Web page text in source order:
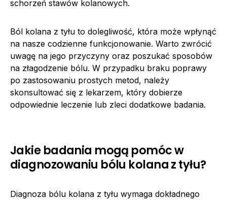
schorzeń stawów kolanowych.
Ból kolana z tyłu to dolegliwość, która może wpłynąć
na nasze codzienne funkcjonowanie. Warto zwrócić
uwagę na jego przyczyny oraz poszukać sposobów
na złagodzenie bólu. W przypadku braku poprawy
po zastosowaniu prostych metod, należy
skonsultować się z lekarzem, który dobierze
odpowiednie leczenie lub zleci dodatkowe badania.
Jakie badania mogą pomóc w
diagnozowaniu bólu kolana z tyłu?
Diagnoza bólu kolana z tyłu wymaga dokładnego